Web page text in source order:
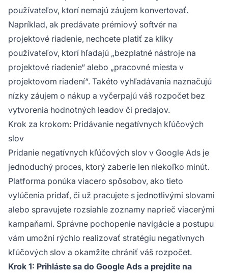
používateľov, ktorí nemajú záujem konvertovať.
Napríklad, ak predávate prémiový softvér na
projektové riadenie, nechcete platiť za kliky
používateľov, ktorí hľadajú „bezplatné nástroje na
projektové riadenie“ alebo „pracovné miesta v
projektovom riadení“. Takéto vyhľadávania naznačujú
nízky záujem o nákup a vyčerpajú váš rozpočet bez
vytvorenia hodnotných leadov či predajov.
Krok za krokom: Pridávanie negatívnych kľúčových
slov
Pridanie negatívnych kľúčových slov v Google Ads je
jednoduchý proces, ktorý zaberie len niekoľko minút.
Platforma ponúka viacero spôsobov, ako tieto
vylúčenia pridať, či už pracujete s jednotlivými slovami
alebo spravujete rozsiahle zoznamy naprieč viacerými
kampaňami. Správne pochopenie navigácie a postupu
vám umožní rýchlo realizovať stratégiu negatívnych
kľúčových slov a okamžite chrániť váš rozpočet.
Krok 1: Prihláste sa do Google Ads a prejdite na